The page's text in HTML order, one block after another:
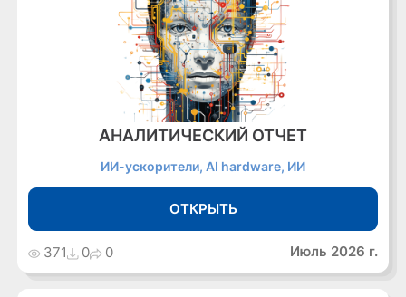
АНАЛИТИЧЕСКИЙ ОТЧЕТ
ИИ-ускорители, AI hardware, ИИ
ОТКРЫТЬ
371 0 0 Июль 2026 г.